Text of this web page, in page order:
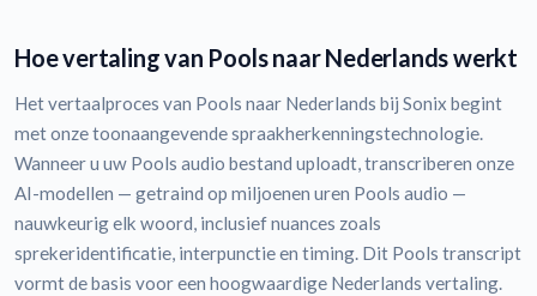
Hoe vertaling van Pools naar Nederlands werkt
Het vertaalproces van Pools naar Nederlands bij Sonix begint
met onze toonaangevende spraakherkenningstechnologie.
Wanneer u uw Pools audio bestand uploadt, transcriberen onze
AI-modellen — getraind op miljoenen uren Pools audio —
nauwkeurig elk woord, inclusief nuances zoals
sprekeridentificatie, interpunctie en timing. Dit Pools transcript
vormt de basis voor een hoogwaardige Nederlands vertaling.